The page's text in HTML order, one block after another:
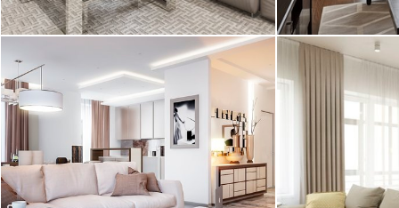
25.01.2017
Дизайнерский ремонт квартиры под
ключ в ЖК "Парадный
квартал". Отделка и ...
Дизайн
выполненный